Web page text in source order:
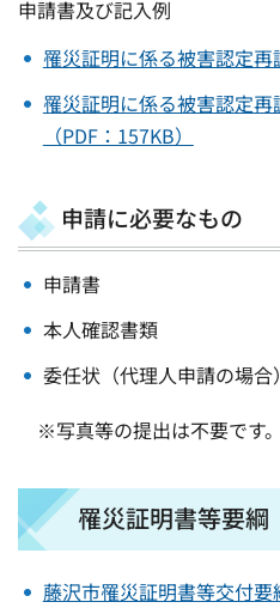
申請書及び記入例
罹災証明に係る被害認定再
罹災証明に係る被害認定再
（PDF：157KB）
申請に必要なもの
申請書
本人確認書類
委任状（代理人申請の場合）
※写真等の提出は不要です。
罹災証明書等要綱
藤沢市罹災証明書等交付要